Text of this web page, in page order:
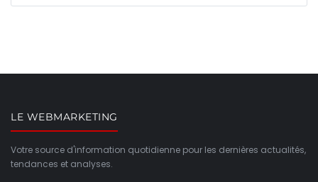
LE WEBMARKETING
Votre source d'information quotidienne pour les dernières actualités,
tendances et analyses.